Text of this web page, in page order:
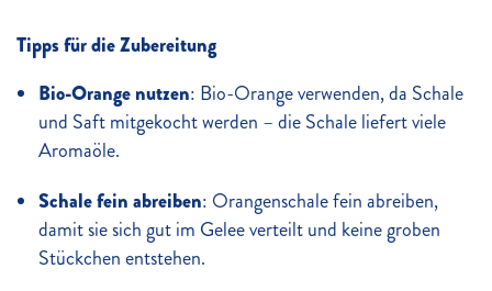
Tipps für die Zubereitung
Bio-Orange nutzen: Bio-Orange verwenden, da Schale
und Saft mitgekocht werden – die Schale liefert viele
Aromaöle.
Schale fein abreiben: Orangenschale fein abreiben,
damit sie sich gut im Gelee verteilt und keine groben
Stückchen entstehen.